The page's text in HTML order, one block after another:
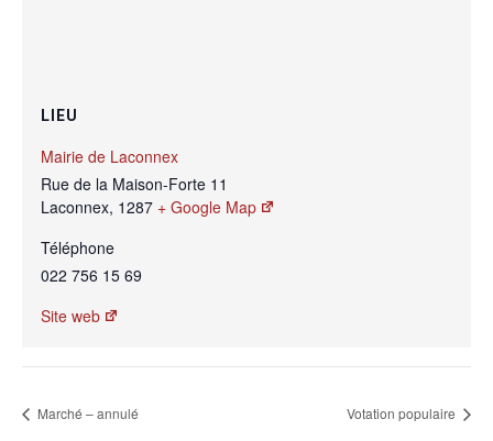
LIEU
Mairie de Laconnex
Rue de la Maison-Forte 11
Laconnex, 1287 + Google Map
Téléphone
022 756 15 69
Site web
Marché – annulé Votation populaire